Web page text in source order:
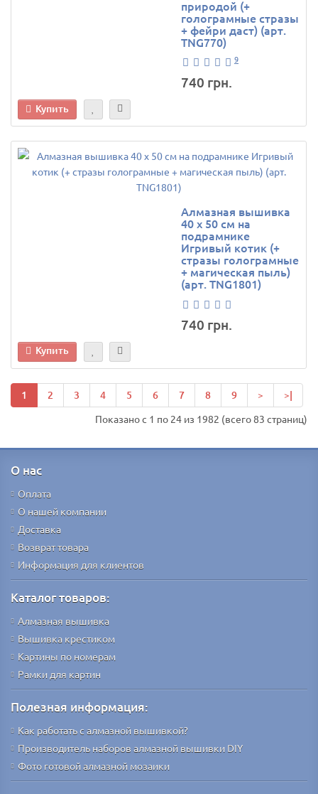
природой (+
голограмные стразы
+ фейри даст) (арт.
TNG770)
9
740 грн.
Купить
Алмазная вышивка
40 х 50 см на
подрамнике
Игривый котик (+
стразы голограмные
+ магическая пыль)
(арт. TNG1801)
740 грн.
Купить
1 2 3 4 5 6 7 8 9 > >|
Показано с 1 по 24 из 1982 (всего 83 страниц)
О нас
Оплата
О нашей компании
Доставка
Возврат товара
Информация для клиентов
Каталог товаров:
Алмазная вышивка
Вышивка крестиком
Картины по номерам
Рамки для картин
Полезная информация:
Как работать с алмазной вышивкой?
Производитель наборов алмазной вышивки DIY
Фото готовой алмазной мозаики